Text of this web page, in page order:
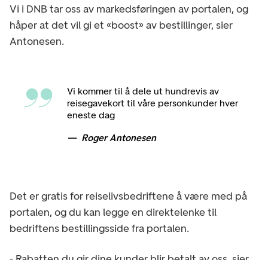
Vi i DNB tar oss av markedsføringen av portalen, og
håper at det vil gi et «boost» av bestillinger, sier
Antonesen.
Vi kommer til å dele ut hundrevis av
reisegavekort til våre personkunder hver
eneste dag
Roger Antonesen
Det er gratis for reiselivsbedriftene å være med på
portalen, og du kan legge en direktelenke til
bedriftens bestillingsside fra portalen.